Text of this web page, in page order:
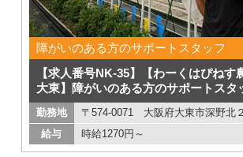
障がいのある方のサポートスタッフ
【求人番号NK-35】【わーくはぴねす
大東】障がいのある方のサポートスタ
勤務地
〒574-0071 大阪府大東市深野北
給与
時給1270円～